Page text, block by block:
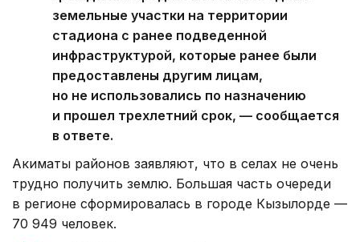
земельные участки на территории
стадиона с ранее подведенной
инфраструктурой, которые ранее были
предоставлены другим лицам,
но не использовались по назначению
и прошел трехлетний срок, — сообщается
в ответе.
Акиматы районов заявляют, что в селах не очень
трудно получить землю. Большая часть очереди
в регионе сформировалась в городе Кызылорде —
70 949 человек.